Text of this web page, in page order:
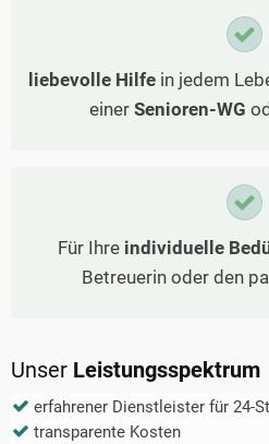
liebevolle Hilfe in jedem
einer Senioren-WG
Für Ihre individuelle
Betreuerin oder den
Unser Leistungsspektrum
erfahrener Dienstleister für 24-
transparente Kosten